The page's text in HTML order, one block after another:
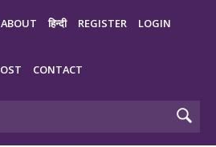
ABOUT हिन्दी REGISTER LOGIN
CONTACT